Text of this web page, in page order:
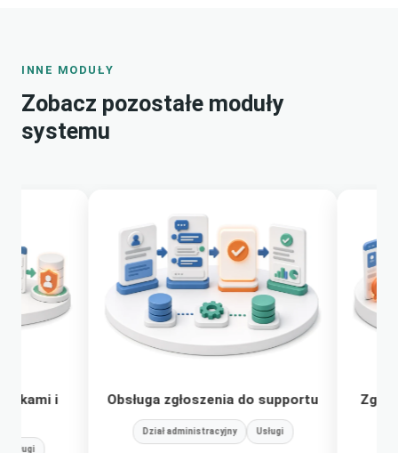
INNE MODUŁY
Zobacz pozostałe moduły
systemu
Obsługa zgłoszenia do supportu
Dział administracyjny Usługi
Zgłaszanie